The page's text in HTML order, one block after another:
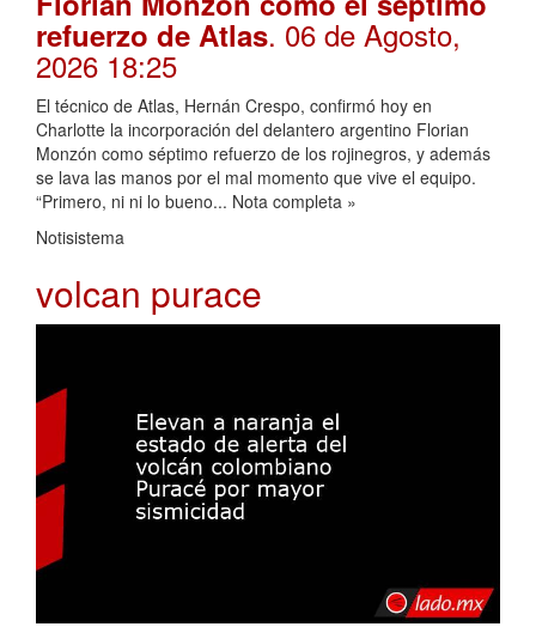
refuerzo de Atlas. 06 de Agosto,
2026 18:25
El técnico de Atlas, Hernán Crespo, confirmó hoy en
Charlotte la incorporación del delantero argentino Florian
Monzón como séptimo refuerzo de los rojinegros, y además
se lava las manos por el mal momento que vive el equipo.
“Primero, ni ni lo bueno... Nota completa »
Notisistema
volcan purace